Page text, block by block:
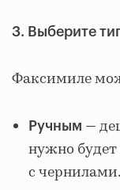
3. Выберите
Факсимиле
Ручным —
нужно
с чернилами.